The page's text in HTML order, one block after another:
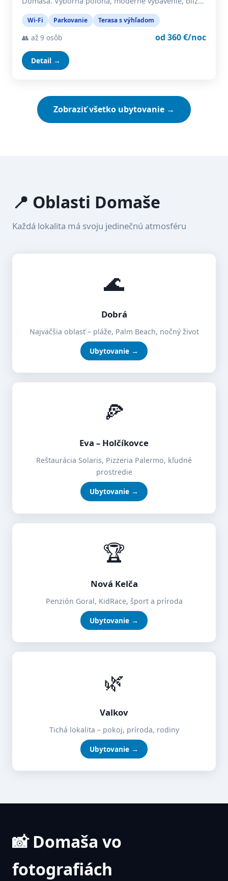
Wi-Fi Parkovanie Terasa s výhľadom
👥 až 9 osôb od 360 €/noc
Detail →
Zobraziť všetko ubytovanie →
📍 Oblasti Domaše
Každá lokalita má svoju jedinečnú atmosféru
🌊
Dobrá
Najväčšia oblasť – pláže, Palm Beach, nočný život
Ubytovanie →
🍕
Eva – Holčíkovce
Reštaurácia Solaris, Pizzeria Palermo, kľudné
prostredie
Ubytovanie →
🏆
Nová Kelča
Penzión Goral, KidRace, šport a príroda
Ubytovanie →
🌿
Valkov
Tichá lokalita – pokoj, príroda, rodiny
Ubytovanie →
📸 Domaša vo
fotografiách